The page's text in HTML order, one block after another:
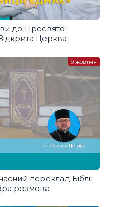
до Пресвятої
Церква
переклад Біблії
розмова
9 жовтня